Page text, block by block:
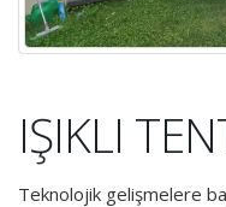
IŞIKLI
Teknolojik gelişmelere